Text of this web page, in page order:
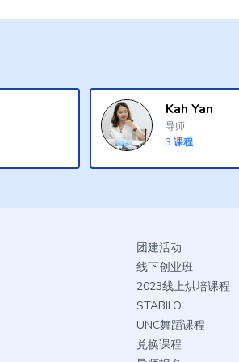
Kah Yan
导师
3 课程
团建活动
线下创业班
2023线上烘培课程
STABILO
UNC舞蹈课程
兑换课程